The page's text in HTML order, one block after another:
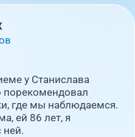
у Станислава
где мы наблюдаемся.
ей 86 лет, я
ней.